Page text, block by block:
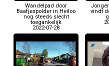
Wandelpad door
Baafjespolder in Heiloo
nog steeds slecht
toegankelijk
2022-07-28
vindt